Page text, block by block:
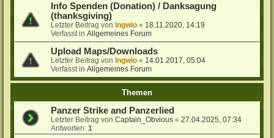
Info Spenden (Donation) / Danksagung
(thanksgiving)
Letzter Beitrag von Ingwio « 18.11.2020, 14:19
Verfasst inAllgemeines Forum
Upload Maps/Downloads
Letzter Beitrag von Ingwio « 14.01.2017, 05:04
Verfasst inAllgemeines Forum
Themen
Panzer Strike and Panzerlied
Letzter Beitrag vonCaptain_Obvious «27.04.2025, 07:34
Antworten:1